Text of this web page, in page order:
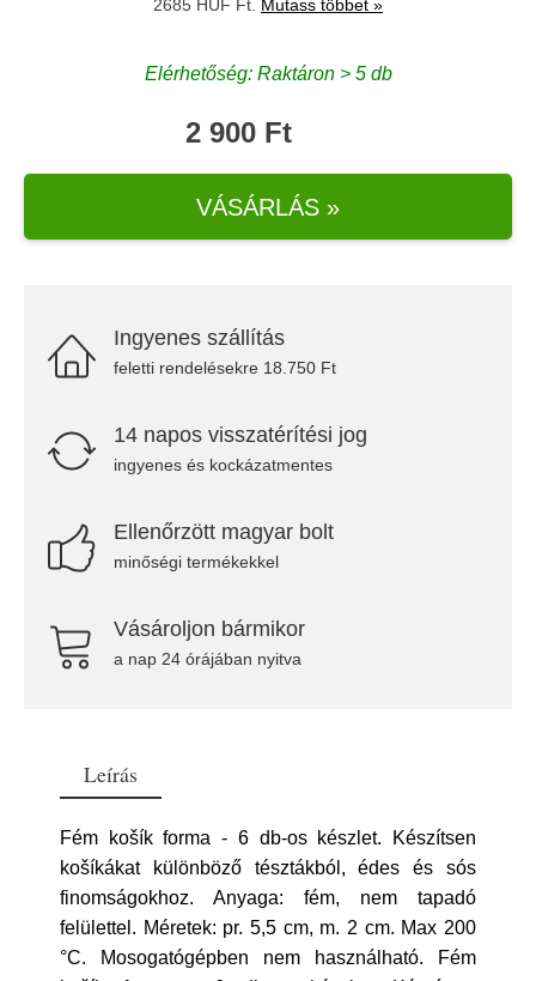
2685 HUF Ft. Mutass többet »
Elérhetőség: Raktáron > 5 db
2 900 Ft
VÁSÁRLÁS »
Ingyenes szállítás
feletti rendelésekre 18.750 Ft
14 napos visszatérítési jog
ingyenes és kockázatmentes
Ellenőrzött magyar bolt
minőségi termékekkel
Vásároljon bármikor
a nap 24 órájában nyitva
Leírás
Fém košík forma - 6 db-os készlet. Készítsen
košíkákat különböző tésztákból, édes és sós
finomságokhoz. Anyaga: fém, nem tapadó
felülettel. Méretek: pr. 5,5 cm, m. 2 cm. Max 200
°C. Mosogatógépben nem használható. Fém